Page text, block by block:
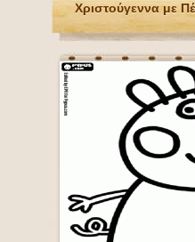
Χριστούγεννα με